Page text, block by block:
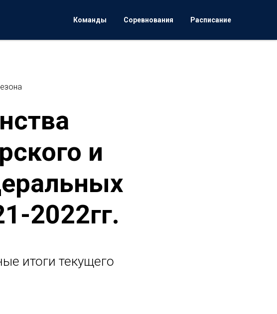
Команды Соревнования Расписание
и
2022гг.
итоги текущего